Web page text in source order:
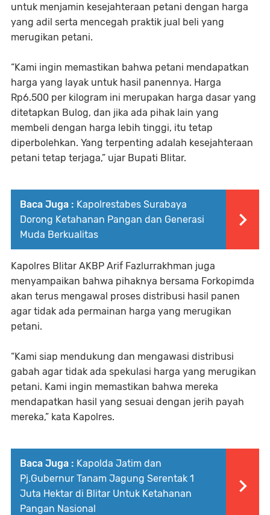
untuk menjamin kesejahteraan petani dengan harga
yang adil serta mencegah praktik jual beli yang
merugikan petani.
“Kami ingin memastikan bahwa petani mendapatkan
harga yang layak untuk hasil panennya. Harga
Rp6.500 per kilogram ini merupakan harga dasar yang
ditetapkan Bulog, dan jika ada pihak lain yang
membeli dengan harga lebih tinggi, itu tetap
diperbolehkan. Yang terpenting adalah kesejahteraan
petani tetap terjaga,” ujar Bupati Blitar.
Baca Juga : Kapolrestabes Surabaya
Dorong Ketahanan Pangan dan Generasi
Muda Berkualitas
Kapolres Blitar AKBP Arif Fazlurrakhman juga
menyampaikan bahwa pihaknya bersama Forkopimda
akan terus mengawal proses distribusi hasil panen
agar tidak ada permainan harga yang merugikan
petani.
“Kami siap mendukung dan mengawasi distribusi
gabah agar tidak ada spekulasi harga yang merugikan
petani. Kami ingin memastikan bahwa mereka
mendapatkan hasil yang sesuai dengan jerih payah
mereka,” kata Kapolres.
Baca Juga : Kapolda Jatim dan
Pj.Gubernur Tanam Jagung Serentak 1
Juta Hektar di Blitar Untuk Ketahanan
Pangan Nasional